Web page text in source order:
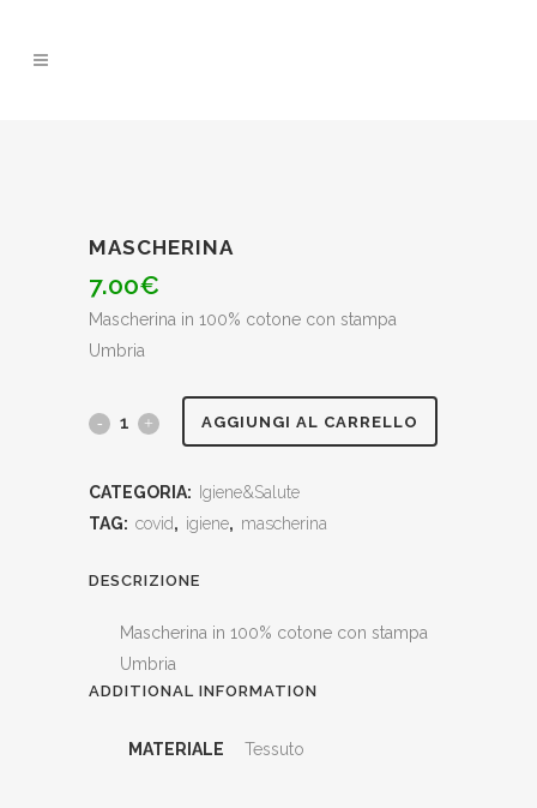
MASCHERINA
7.00€
Mascherina in 100% cotone con stampa
Umbria
Mascherina AGGIUNGI AL CARRELLO
CATEGORIA:
Igiene&Salute
TAG: covid, igiene, mascherina
DESCRIZIONE
Mascherina in 100% cotone con stampa
Umbria
ADDITIONAL INFORMATION
MATERIALE Tessuto